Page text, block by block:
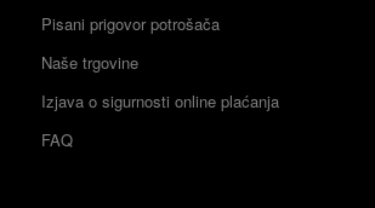
Pisani prigovor potrošača
Naše trgovine
Izjava o sigurnosti online plaćanja
FAQ